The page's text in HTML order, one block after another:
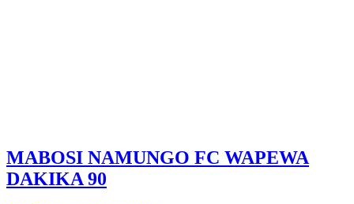
MABOSI NAMUNGO FC WAPEWA
DAKIKA 90